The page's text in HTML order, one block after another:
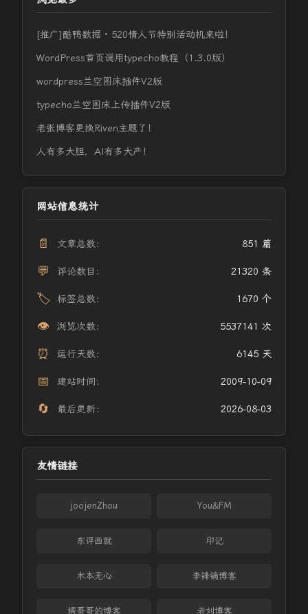
[推广]酷鸭数据 · 520情人节特别活动机来啦！
WordPress首页调用typecho教程（1.3.0版）
wordpress兰空图床插件V2版
typecho兰空图床上传插件V2版
老张博客更换Riven主题了！
人有多大胆，AI有多大产！
网站信息统计
📄 文章总数： 851 篇
💬 评论数目： 21320 条
🏷️ 标签总数： 1670 个
👁️ 浏览次数： 5537141 次
⏰ 运行天数： 6145 天
📅 建站时间： 2009-10-09
🔄 最后更新： 2026-08-03
友情链接
joojenZhou You&FM
东评西就 印记
木本无心 李锋镝博客
缙哥哥的博客 老刘博客